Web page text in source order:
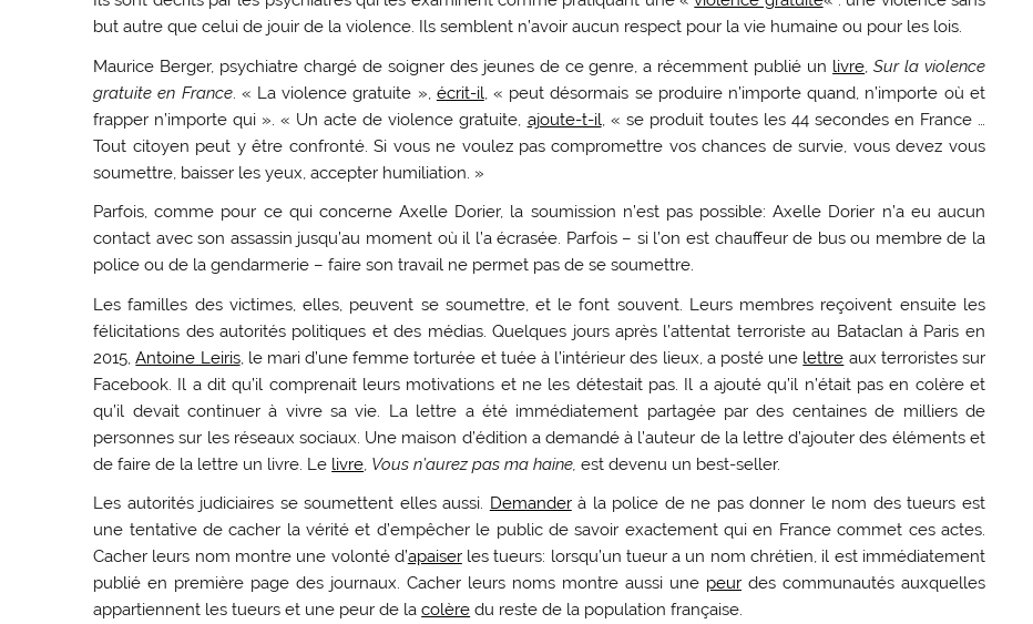
but autre que celui de jouir de la violence. Ils semblent n’avoir aucun respect pour la vie humaine ou pour les lois.
Maurice Berger, psychiatre chargé de soigner des jeunes de ce genre, a récemment publié un livre,Sur la violence
gratuite en France. « La violence gratuite », écrit-il, « peut désormais se produire n’importe quand, n’importe où et
frapper n’importe qui ». « Un acte de violence gratuite, ajoute-t-il, « se produit toutes les 44 secondes en France …
Tout citoyen peut y être confronté. Si vous ne voulez pas compromettre vos chances de survie, vous devez vous
soumettre, baisser les yeux, accepter humiliation. »
Parfois, comme pour ce qui concerne Axelle Dorier, la soumission n’est pas possible: Axelle Dorier n’a eu aucun
contact avec son assassin jusqu’au moment où il l’a écrasée. Parfois – si l’on est chauffeur de bus ou membre de la
police ou de la gendarmerie – faire son travail ne permet pas de se soumettre.
Les familles des victimes, elles, peuvent se soumettre, et le font souvent. Leurs membres reçoivent ensuite les
félicitations des autorités politiques et des médias. Quelques jours après l’attentat terroriste au Bataclan à Paris en
2015,Antoine Leiris, le mari d’une femme torturée et tuée à l’intérieur des lieux, a posté une lettre aux terroristes sur
Facebook. Il a dit qu’il comprenait leurs motivations et ne les détestait pas. Il a ajouté qu’il n’était pas en colère et
qu’il devait continuer à vivre sa vie. La lettre a été immédiatement partagée par des centaines de milliers de
personnes sur les réseaux sociaux. Une maison d’édition a demandé à l’auteur de la lettre d’ajouter des éléments et
de faire de la lettre un livre. Le livre, Vous n’aurez pas ma haine, est devenu un best-seller.
Les autorités judiciaires se soumettent elles aussi. Demanderà la police de ne pas donner le nom des tueurs est
une tentative de cacher la vérité et d’empêcher le public de savoir exactement qui en France commet ces actes.
Cacher leurs nom montre une volonté d’apaiserles tueurs: lorsqu’un tueur a un nom chrétien, il est immédiatement
publié en première page des journaux. Cacher leurs noms montre aussi une peurdes communautés auxquelles
appartiennent les tueurs et une peur de lacolère du reste de la population française.